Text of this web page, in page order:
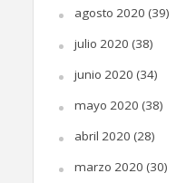
agosto 2020 (39)
julio 2020 (38)
junio 2020 (34)
mayo 2020 (38)
abril 2020 (28)
marzo 2020 (30)